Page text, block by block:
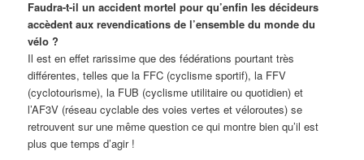
Faudra-t-il un accident mortel pour qu’enfin les décideurs
accèdent aux revendications de l’ensemble du monde du
vélo ?
Il est en effet rarissime que des fédérations pourtant très
différentes, telles que la FFC (cyclisme sportif), la FFV
(cyclotourisme), la FUB (cyclisme utilitaire ou quotidien) et
l’AF3V (réseau cyclable des voies vertes et véloroutes) se
retrouvent sur une même question ce qui montre bien qu’il est
plus que temps d’agir !